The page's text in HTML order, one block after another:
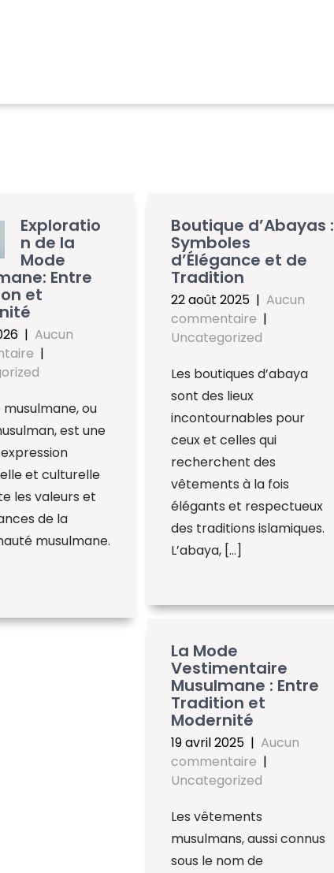
Exploratio
n de la
Mode
Entre
et
| Aucun
|
musulmane, ou
est une
et culturelle
les valeurs et
de la
musulmane.
Boutique d’Abayas :
Symboles
d’Élégance et de
Tradition
22 août 2025 |Aucun
commentaire |
Uncategorized
Les boutiques d’abaya
sont des lieux
incontournables pour
ceux et celles qui
recherchent des
vêtements à la fois
élégants et respectueux
des traditions islamiques.
L’abaya, […]
La Mode
Vestimentaire
Musulmane : Entre
Tradition et
Modernité
19 avril 2025 |Aucun
commentaire |
Uncategorized
Les vêtements
musulmans, aussi connus
sous le nom de